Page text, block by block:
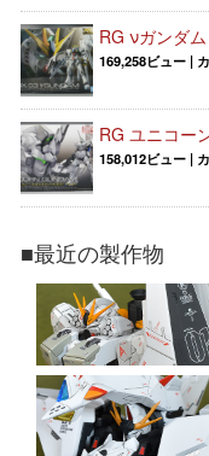
RG νガンダ
169,258ビュー |
RG ユニコー
158,012ビュー |
■最近の製作物